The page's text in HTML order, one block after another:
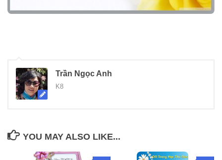
Trần Ngọc Anh
K8
YOU MAY ALSO LIKE...